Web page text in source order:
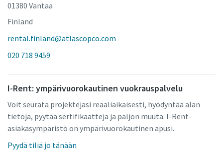
01380 Vantaa
Finland
rental.finland@atlascopco.com
020 718 9459
I-Rent: ympärivuorokautinen vuokrauspalvelu
Voit seurata projektejasi reaaliaikaisesti, hyödyntää alan
tietoja, pyytää sertifikaatteja ja paljon muuta. I-Rent-
asiakasympäristö on ympärivuorokautinen apusi.
Pyydä tiliä jo tänään